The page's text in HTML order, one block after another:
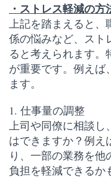
・ストレス軽減の方
上記を踏まえると、
係の悩みなど、スト
ると考えられます。
が重要です。例えば
ます。
1. 仕事量の調整
上司や同僚に相談し
はできますか？例え
り、一部の業務を他
負担を軽減できるか